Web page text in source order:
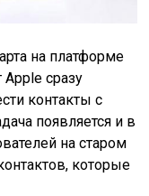
на платформе
сразу
контакты с
появляется и в
на старом
которые